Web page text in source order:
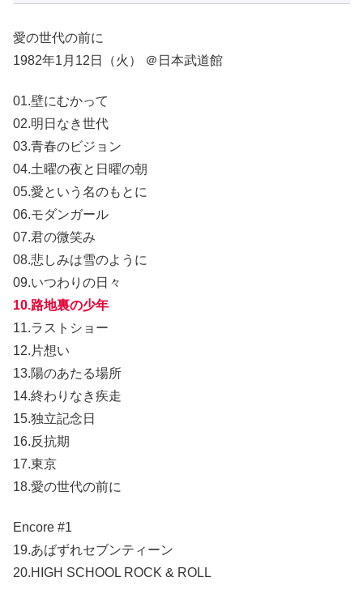
愛の世代の前に
1982年1月12日（火） ＠日本武道館
01.壁にむかって
02.明日なき世代
03.青春のビジョン
04.土曜の夜と日曜の朝
05.愛という名のもとに
06.モダンガール
07.君の微笑み
08.悲しみは雪のように
09.いつわりの日々
10.路地裏の少年
11.ラストショー
12.片想い
13.陽のあたる場所
14.終わりなき疾走
15.独立記念日
16.反抗期
17.東京
18.愛の世代の前に
Encore #1
19.あばずれセブンティーン
20.HIGH SCHOOL ROCK & ROLL